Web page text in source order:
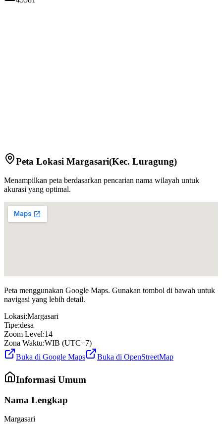
Peta Lokasi Margasari(Kec. Luragung)
Menampilkan peta berdasarkan pencarian nama wilayah untuk
akurasi yang optimal.
Peta menggunakan Google Maps. Gunakan tombol di bawah untuk
navigasi yang lebih detail.
Lokasi:Margasari
Tipe:desa
Zoom Level:14
Zona Waktu:WIB (UTC+7)
Buka di Google Maps
Buka di OpenStreetMap
Informasi Umum
Nama Lengkap
Margasari